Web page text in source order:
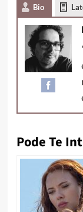
Bio
Pode Te